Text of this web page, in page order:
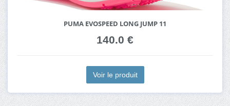
PUMA EVOSPEED LONG JUMP 11
140.0 €
Voir le produit